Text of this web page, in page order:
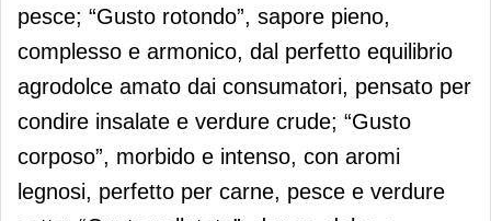
pesce; “Gusto rotondo”, sapore pieno,
complesso e armonico, dal perfetto equilibrio
agrodolce amato dai consumatori, pensato per
condire insalate e verdure crude; “Gusto
corposo”, morbido e intenso, con aromi
legnosi, perfetto per carne, pesce e verdure